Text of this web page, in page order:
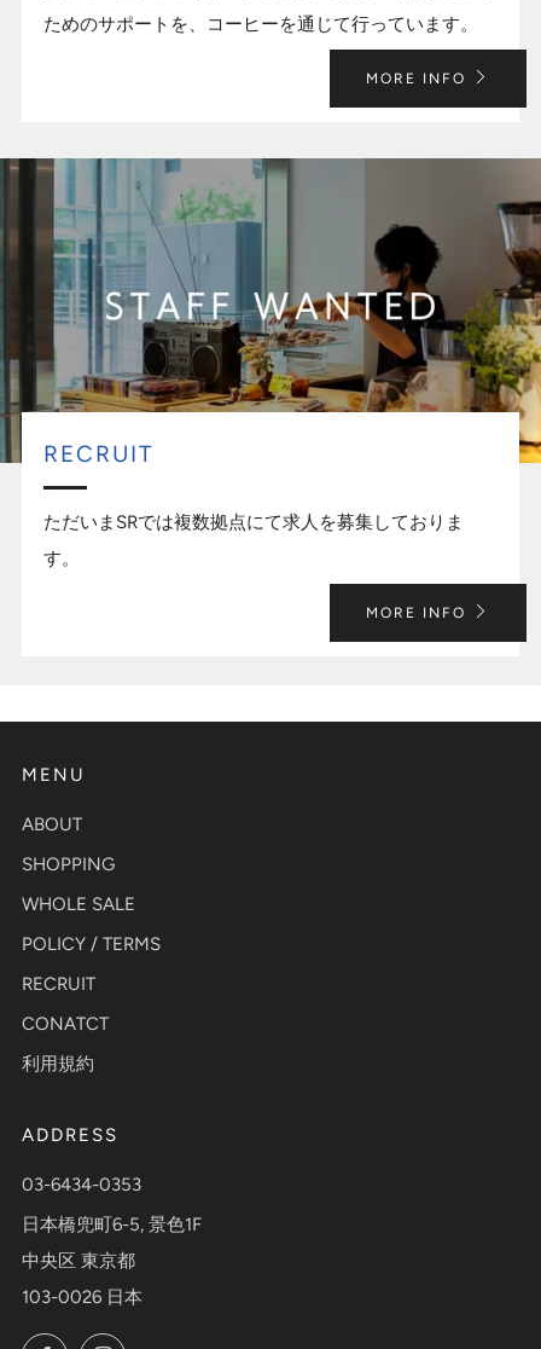
ためのサポートを、コーヒーを通じて行っています。
MORE INFO
RECRUIT
ただいまSRでは複数拠点にて求人を募集しておりま
す。
MORE INFO
MENU
ABOUT
SHOPPING
WHOLE SALE
POLICY / TERMS
RECRUIT
CONATCT
利用規約
ADDRESS
03-6434-0353
日本橋兜町6-5, 景色1F
中央区 東京都
103-0026 日本